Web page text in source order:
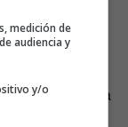
le interesan…
en casa
medición de
audiencia y
y/o